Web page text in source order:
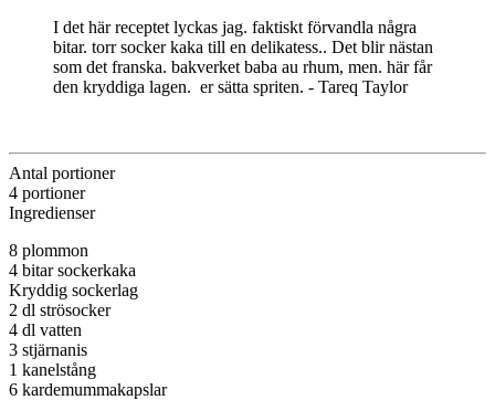
I det här receptet lyckas jag. faktiskt förvandla några
bitar. torr socker­ kaka till en delikatess.. Det blir nästan
som det franska. bakverket baba au rhum, men. här får
den kryddiga lagen. ­ er­ sätta spriten. - Tareq Taylor
Antal portioner
4 portioner
Ingredienser
8 plommon
4 bitar sockerkaka
Kryddig sockerlag
2 dl strösocker
4 dl vatten
3 stjärnanis
1 kanelstång
6 kardemummakapslar